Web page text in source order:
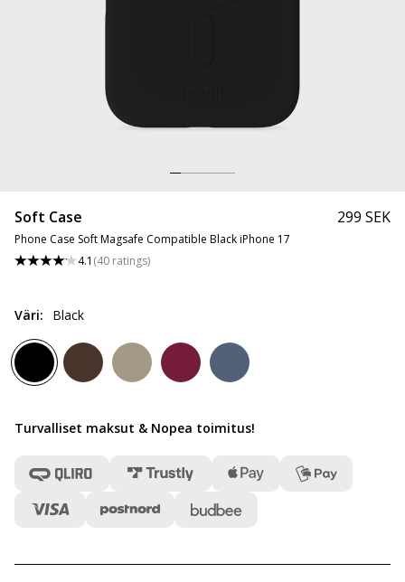
Soft Case
Phone Case Soft Magsafe Compatible Black iPhone 17
4.1 (40 ratings)
299 SEK
Väri: Black
Turvalliset maksut & Nopea toimitus!